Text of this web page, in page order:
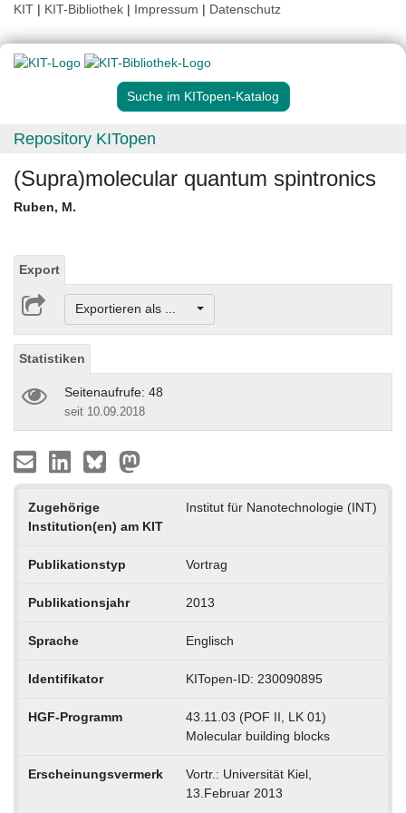
KIT | KIT-Bibliothek | Impressum | Datenschutz
Suche im KITopen-Katalog
Repository KITopen
(Supra)molecular quantum spintronics
Ruben, M.
Export
Exportieren als ...
Statistiken
Seitenaufrufe: 48
seit 10.09.2018
Zugehörige
Institution(en) am KIT
Institut für Nanotechnologie (INT)
Publikationstyp Vortrag
Publikationsjahr 2013
Sprache Englisch
Identifikator KITopen-ID: 230090895
HGF-Programm
43.11.03 (POF II, LK 01)
Molecular building blocks
Erscheinungsvermerk
Vortr.: Universität Kiel,
13.Februar 2013